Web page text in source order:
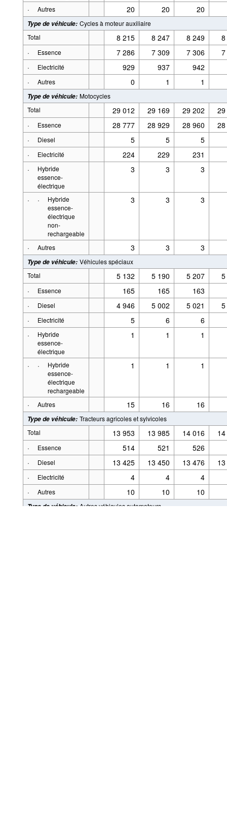
· Autres 20 20 20
Type de véhicule: Cycles à moteur auxiliaire
Total
8 215 8 247 8 249
8
·
Essence 7 286 7 309 7 306
7
·
Electricité 929 937
942
·
Autres 0 1 1
Type de véhicule: Motocycles
Total
29 012 29 169 29 202
29
·
Essence 28 777 28 929 28 960
28
·
Diesel 5 5
5
·
Electricité 224 229
231
·
Hybride
essence-
électrique
3 3 3
· ·
Hybride
essence-
électrique
non-
rechargeable
3 3 3
· Autres 3 3 3
Type de véhicule: Véhicules spéciaux
Total
5 132 5 190 5 207
5
·
Essence 165 165
163
·
Diesel 4 946 5 002 5 021
5
·
Electricité 5 6
6
·
Hybride
essence-
électrique
1 1 1
· ·
Hybride
essence-
électrique
rechargeable
1 1 1
· Autres 15 16 16
Type de véhicule: Tracteurs agricoles et sylvicoles
Total
13 953 13 985 14 016
14
·
Essence 514 521
526
·
Diesel 13 425 13 450 13 476
13
·
Electricité 4 4
4
·
Autres 10 10 10
Type de véhicule: Autres véhicules automoteurs
Alimenté par la.Stat Suite
Aspects légaux